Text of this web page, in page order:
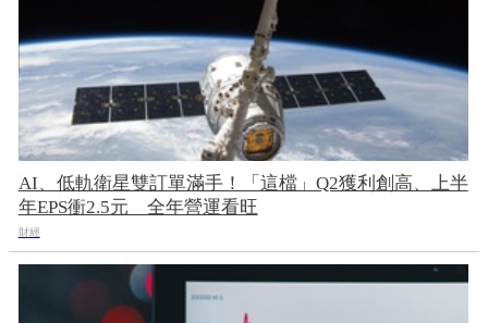
AI、低軌衛星雙訂單滿手！「這檔」Q2獲利創高、上半
年EPS衝2.5元 全年營運看旺
財經